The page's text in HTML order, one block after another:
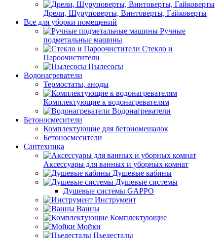
Дрели, Шуруповерты, Винтоверты, Гайковерты
Все для уборки помещений
Ручные
подметальные машины
Стекло и
Пароочистители
Пылесосы
Водонагреватели
Термостаты, аноды
Комплектующие к водонагревателям
Водонагреватели
Бетоносмесители
Комплектующие для бетономешалок
Бетоносмесители
Сантехника
Аксессуары для ванных и уборных комнат
Душевые кабины
Душевые системы
Душевые системы GAPPO
Инструмент
Ванны
Комплектующие
Мойки
Пьедесталы